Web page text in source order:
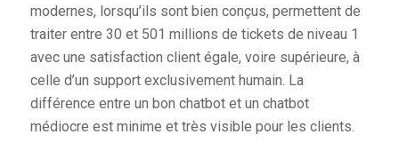
modernes, lorsqu’ils sont bien conçus, permettent de
traiter entre 30 et 501 millions de tickets de niveau 1
avec une satisfaction client égale, voire supérieure, à
celle d’un support exclusivement humain. La
différence entre un bon chatbot et un chatbot
médiocre est minime et très visible pour les clients.